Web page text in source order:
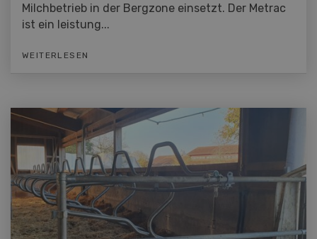
Milchbetrieb in der Bergzone einsetzt. Der Metrac
ist ein leistung...
WEITERLESEN